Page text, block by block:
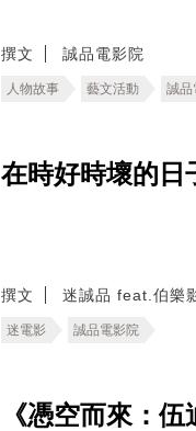
撰文 誠品電影院
人物故事 藝文活動 誠品
在時好時壞的日
撰文 迷誠品 feat.伯樂
迷電影 誠品電影院
《憑空而來：